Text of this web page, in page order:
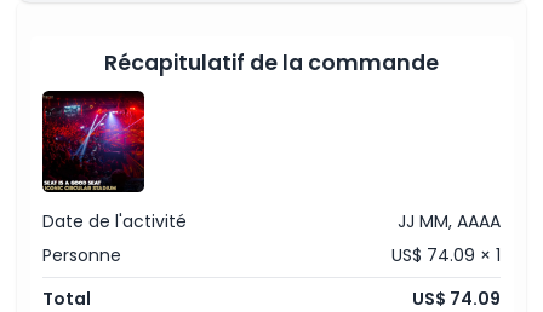
Politique d'annulation
Récapitulatif de la commande
Date de l'activité
JJ MM, AAAA
Personne
US$ 74.09 × 1
Total
US$ 74.09